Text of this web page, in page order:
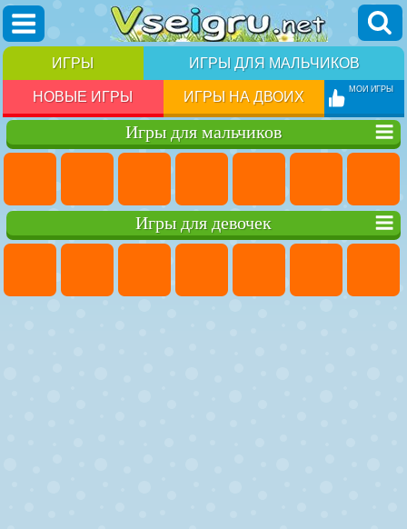
ИГРЫ ИГРЫ ДЛЯ МАЛЬЧИКОВ
НОВЫЕ ИГРЫ ИГРЫ НА ДВОИХ МОИ ИГРЫ
Игры для мальчиков
Игры для девочек